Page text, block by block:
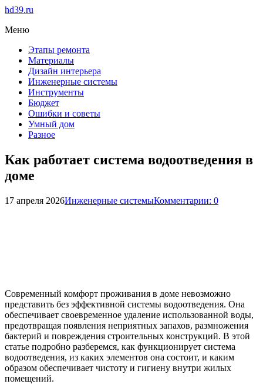
hd39.ru
Меню
Этапы ремонта
Материалы
Дизайн интерьера
Инженерные системы
Инструменты
Бюджет
Ошибки и советы
Умный дом
Разное
Как работает система водоотведения в
доме
17 апреля 2026Инженерные системыКомментарии: 0
Современный комфорт проживания в доме невозможно
представить без эффективной системы водоотведения. Она
обеспечивает своевременное удаление использованной воды,
предотвращая появления неприятных запахов, размножения
бактерий и повреждения строительных конструкций. В этой
статье подробно разберемся, как функционирует система
водоотведения, из каких элементов она состоит, и каким
образом обеспечивает чистоту и гигиену внутри жилых
помещений.